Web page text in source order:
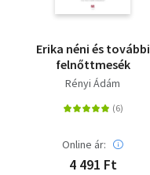
Erika néni és további
felnőttmesék
Rényi Ádám
Online ár:
4 491 Ft